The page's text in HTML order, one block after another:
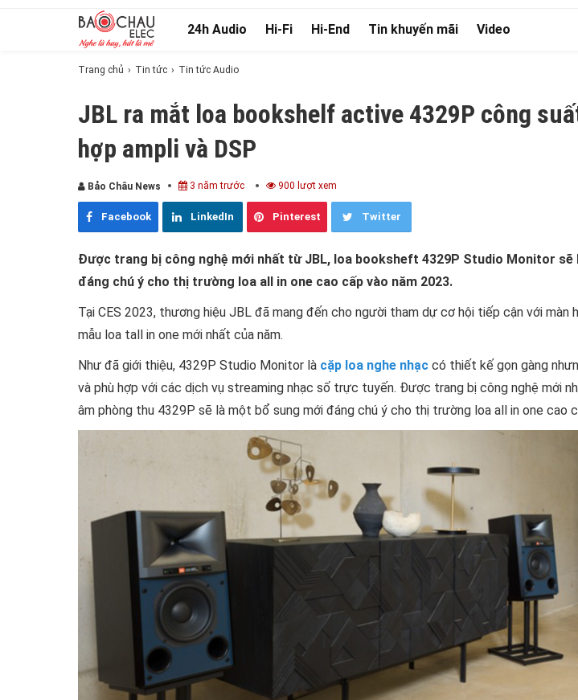
24h Audio Hi-Fi Hi-End Tin khuyến mãi Video
Trang chủ Tin tức Tin tức Audio
JBL ra mắt loa bookshelf active 4329P công
hợp ampli và DSP
Bảo Châu News 3 năm trước 900 lượt xem
Facebook LinkedIn Pinterest Twitter
Được trang bị công nghệ mới nhất từ JBL, loa booksheft 4329P Studio Monitor sẽ
đáng chú ý cho thị trường loa all in one cao cấp vào năm 2023.
Tại CES 2023, thương hiệu JBL đã mang đến cho người tham dự cơ hội tiếp cận với màn
mẫu loa tall in one mới nhất của năm.
Như đã giới thiệu, 4329P Studio Monitor là cặp loa nghe nhạc có thiết kế gọn gàng
và phù hợp với các dịch vụ streaming nhạc số trực tuyến. Được trang bị công nghệ mới
âm phòng thu 4329P sẽ là một bổ sung mới đáng chú ý cho thị trường loa all in one cao